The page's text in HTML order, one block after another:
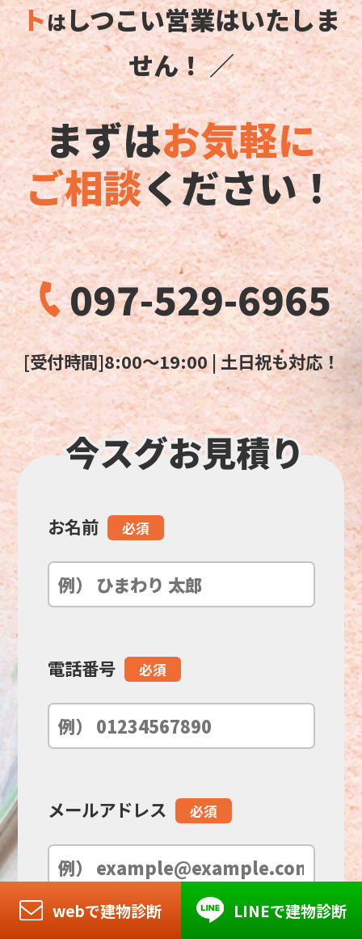
webで建物診断 LINEで建物診断
トはしつこい営業はいたしま
せん！ ／
まずはお気軽に
ご相談ください！
097-529-6965
[受付時間]8:00～19:00 | 土日祝も対応！
こ
の
フ
ル
空
の
お名前 必須
電話番号 必須
メールアドレス 必須